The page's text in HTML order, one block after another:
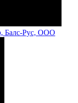
Балс-Рус, ООО